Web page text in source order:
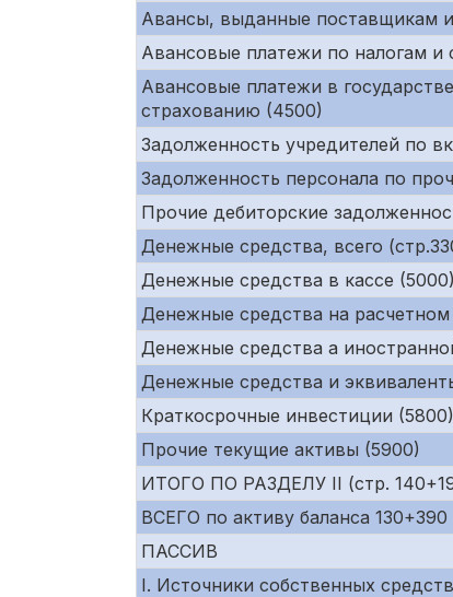
Авансы, выданные поставщикам
Авансовые платежи по налогам
Авансовые платежи в
страхованию (4500)
Задолженность учредителей по
Задолженность персонала по
Прочие дебиторские
Денежные средства, всего
Денежные средства в кассе (5000)
Денежные средства на расчетном
Денежные средства а
Денежные средства и
Краткосрочные инвестиции (5800)
Прочие текущие активы (5900)
ИТОГО ПО РАЗДЕЛУ II (стр.
ВСЕГО по активу баланса 130+390
ПАССИВ
I. Источники собственных средств